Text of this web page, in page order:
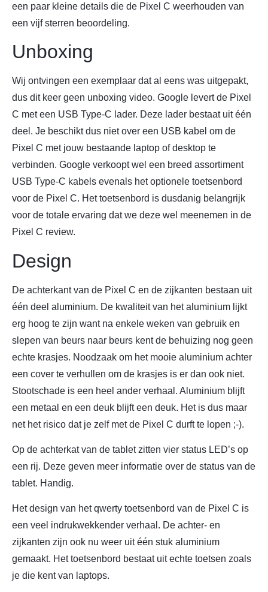
een paar kleine details die de Pixel C weerhouden van
een vijf sterren beoordeling.
Unboxing
Wij ontvingen een exemplaar dat al eens was uitgepakt,
dus dit keer geen unboxing video. Google levert de Pixel
C met een USB Type-C lader. Deze lader bestaat uit één
deel. Je beschikt dus niet over een USB kabel om de
Pixel C met jouw bestaande laptop of desktop te
verbinden. Google verkoopt wel een breed assortiment
USB Type-C kabels evenals het optionele toetsenbord
voor de Pixel C. Het toetsenbord is dusdanig belangrijk
voor de totale ervaring dat we deze wel meenemen in de
Pixel C review.
Design
De achterkant van de Pixel C en de zijkanten bestaan uit
één deel aluminium. De kwaliteit van het aluminium lijkt
erg hoog te zijn want na enkele weken van gebruik en
slepen van beurs naar beurs kent de behuizing nog geen
echte krasjes. Noodzaak om het mooie aluminium achter
een cover te verhullen om de krasjes is er dan ook niet.
Stootschade is een heel ander verhaal. Aluminium blijft
een metaal en een deuk blijft een deuk. Het is dus maar
net het risico dat je zelf met de Pixel C durft te lopen ;-).
Op de achterkat van de tablet zitten vier status LED’s op
een rij. Deze geven meer informatie over de status van de
tablet. Handig.
Het design van het qwerty toetsenbord van de Pixel C is
een veel indrukwekkender verhaal. De achter- en
zijkanten zijn ook nu weer uit één stuk aluminium
gemaakt. Het toetsenbord bestaat uit echte toetsen zoals
je die kent van laptops.